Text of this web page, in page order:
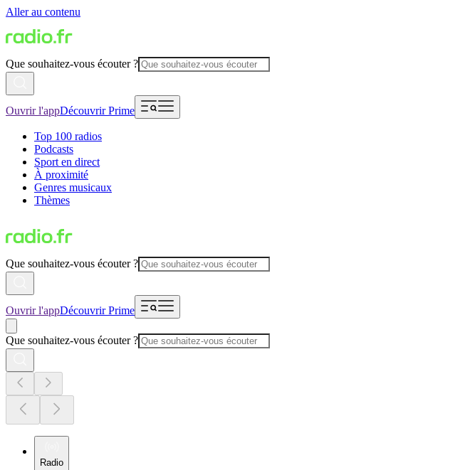
Aller au contenu
Que souhaitez-vous écouter ?
Ouvrir l'appDécouvrir Prime
Top 100 radios
Podcasts
Sport en direct
À proximité
Genres musicaux
Thèmes
Que souhaitez-vous écouter ?
Ouvrir l'appDécouvrir Prime
Que souhaitez-vous écouter ?
Radio